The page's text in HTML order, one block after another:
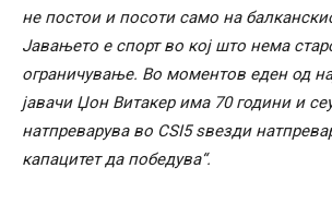
не постои и посоти само на
Јавањето е спорт во кој што нема
ограничување. Во моментов еден од
јавачи Џон Витакер има 70 години и
натпреварува во CSI5 ѕвезди
капацитет да победува“.